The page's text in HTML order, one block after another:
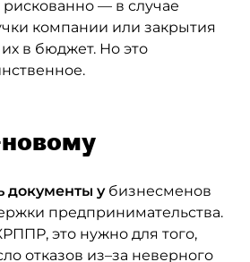
рискованно — в случае
компании или закрытия
в бюджет. Но это
документы убизнесменов
предпринимательства.
это нужно для того,
отказов из–за неверного